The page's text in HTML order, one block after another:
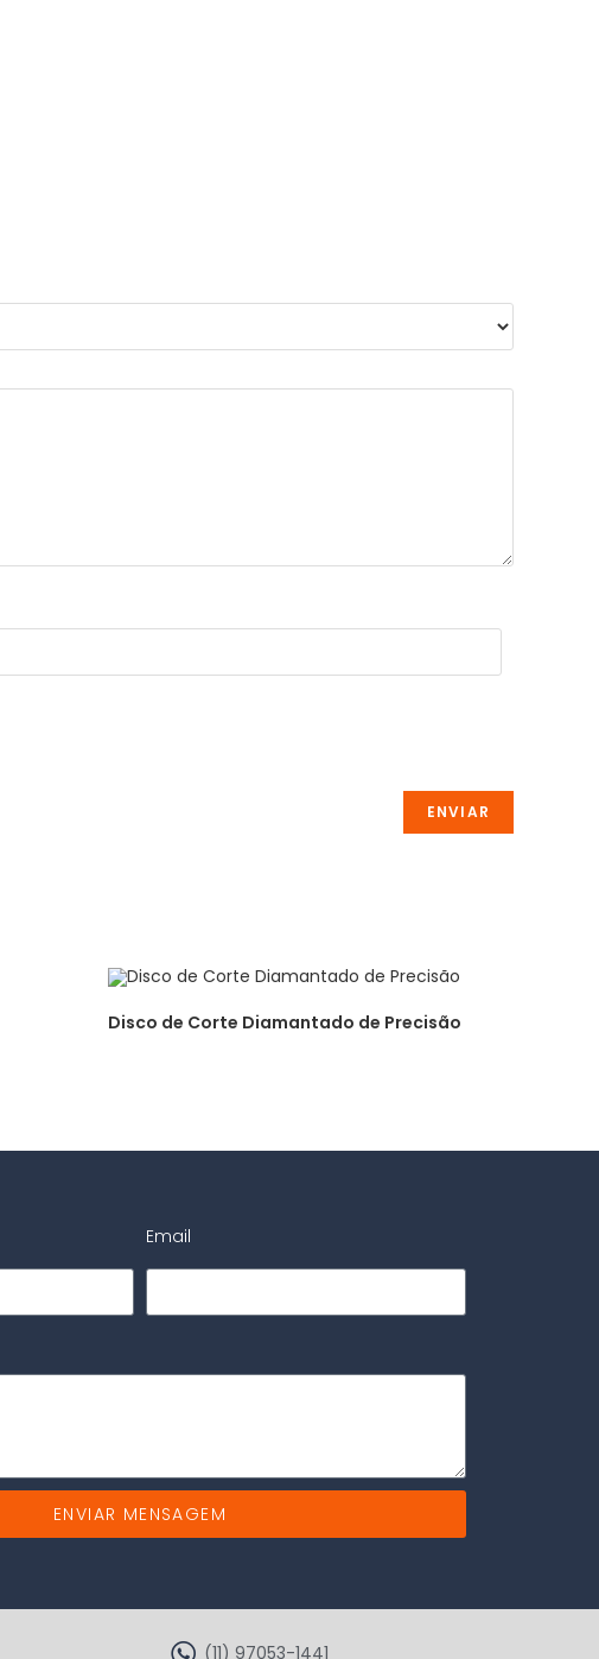
Disco de Corte Diamantado de Precisão
Email
ENVIAR MENSAGEM
(11) 97053-1441